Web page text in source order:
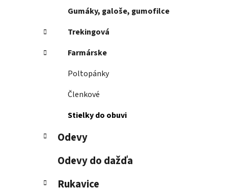
Gumáky, galoše, gumofilce
Trekingová
Farmárske
Poltopánky
Členkové
Stielky do obuvi
Odevy
Odevy do dažďa
Rukavice